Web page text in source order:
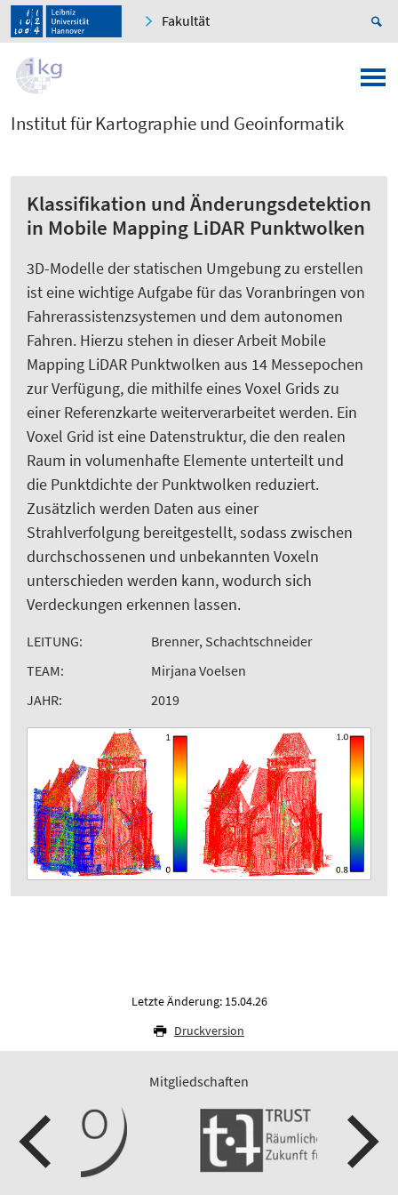
Fakultät
Institut für Kartographie und Geoinformatik
Klassifikation und Änderungsdetektion
in Mobile Mapping LiDAR Punktwolken
3D-Modelle der statischen Umgebung zu erstellen
ist eine wichtige Aufgabe für das Voranbringen von
Fahrerassistenzsystemen und dem autonomen
Fahren. Hierzu stehen in dieser Arbeit Mobile
Mapping LiDAR Punktwolken aus 14 Messepochen
zur Verfügung, die mithilfe eines Voxel Grids zu
einer Referenzkarte weiterverarbeitet werden. Ein
Voxel Grid ist eine Datenstruktur, die den realen
Raum in volumenhafte Elemente unterteilt und
die Punktdichte der Punktwolken reduziert.
Zusätzlich werden Daten aus einer
Strahlverfolgung bereitgestellt, sodass zwischen
durchschossenen und unbekannten Voxeln
unterschieden werden kann, wodurch sich
Verdeckungen erkennen lassen.
LEITUNG:
Brenner, Schachtschneider
TEAM:
Mirjana Voelsen
JAHR:
2019
Letzte Änderung: 15.04.26
Druckversion
Mitgliedschaften